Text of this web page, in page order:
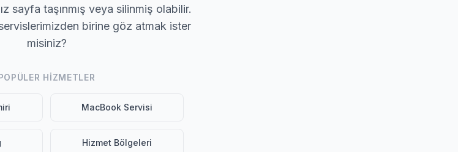
sayfa taşınmış veya silinmiş olabilir.
birine göz atmak ister
misiniz?
HIZMETLER
MacBook Servisi
Hizmet Bölgeleri